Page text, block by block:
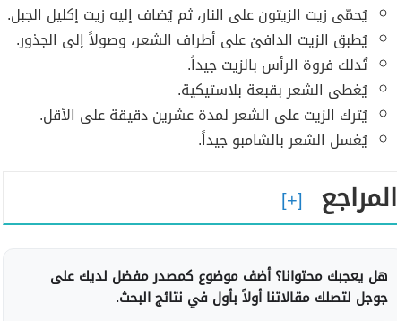
يُحمّى زيت الزيتون على النار، ثم يُضاف إليه زيت إكليل الجبل.
يُطبق الزيت الدافئ على أطراف الشعر، وصولاً إلى الجذور.
تُدلك فروة الرأس بالزيت جيداً.
يُغطى الشعر بقبعة بلاستيكية.
يُترك الزيت على الشعر لمدة عشرين دقيقة على الأقل.
يُغسل الشعر بالشامبو جيداً.
المراجع
هل يعجبك محتوانا؟ أضف موضوع كمصدر مفضل لديك على
جوجل لتصلك مقالاتنا أولاً بأول في نتائج البحث.